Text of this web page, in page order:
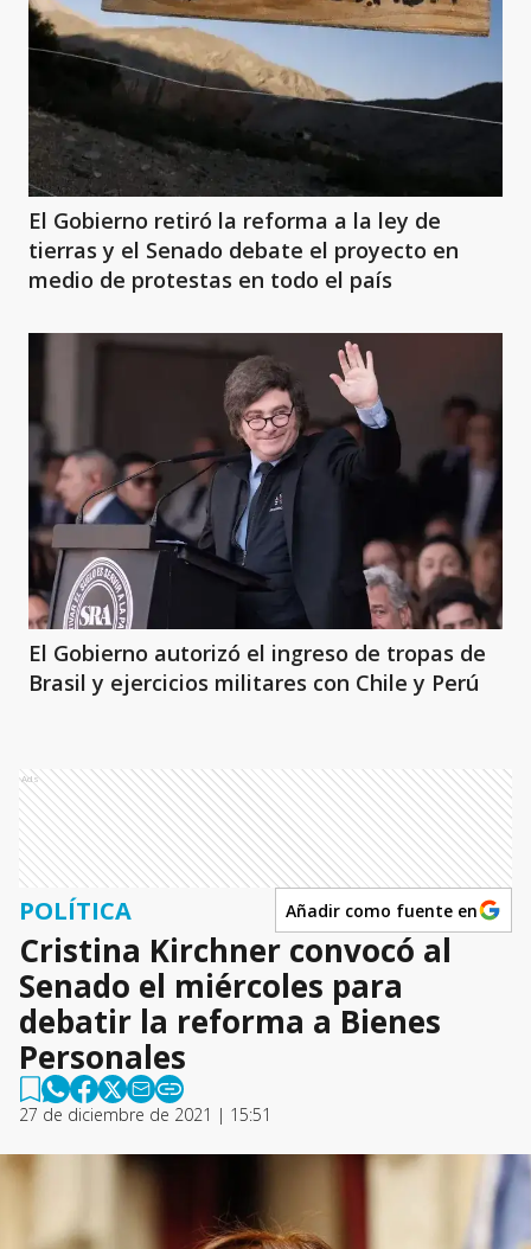
El Gobierno retiró la reforma a la ley de
tierras y el Senado debate el proyecto en
medio de protestas en todo el país
El Gobierno autorizó el ingreso de tropas de
Brasil y ejercicios militares con Chile y Perú
Ads
POLÍTICA Añadir como fuente en
Cristina Kirchner convocó al
Senado el miércoles para
debatir la reforma a Bienes
Personales
27 de diciembre de 2021 | 15:51